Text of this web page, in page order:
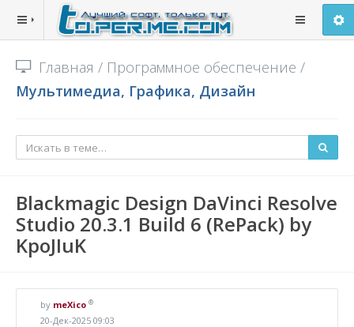
Главная / Программное обеспечение /
Мультимедиа, Графика, Дизайн
Blackmagic Design DaVinci Resolve
Studio 20.3.1 Build 6 (RePack) by
KpoJIuK
by meXico ®
20-Дек-2025 09:03